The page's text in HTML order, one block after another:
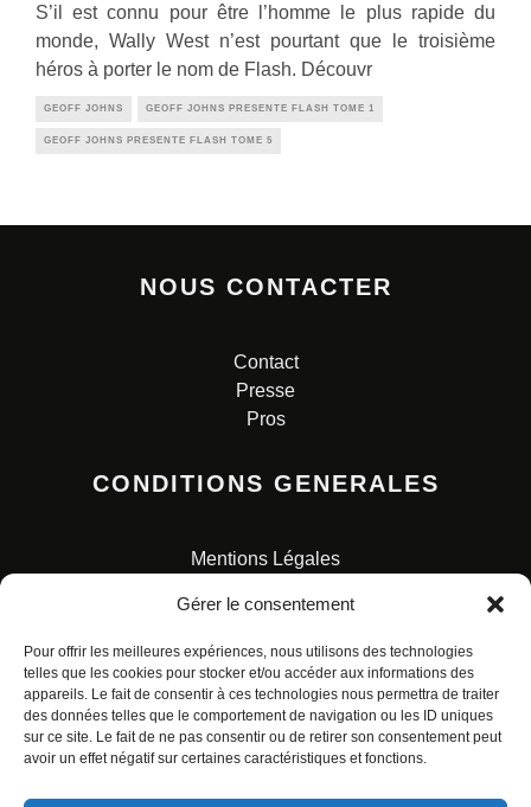
Gérer le consentement
Pour offrir les meilleures expériences, nous utilisons des technologies
telles que les cookies pour stocker et/ou accéder aux informations des
appareils. Le fait de consentir à ces technologies nous permettra de traiter
des données telles que le comportement de navigation ou les ID uniques
sur ce site. Le fait de ne pas consentir ou de retirer son consentement peut
avoir un effet négatif sur certaines caractéristiques et fonctions.
S’il est connu pour être l’homme le plus rapide du
monde, Wally West n’est pourtant que le troisième
héros à porter le nom de Flash. Découvr
GEOFF JOHNS GEOFF JOHNS PRESENTE FLASH TOME 1
GEOFF JOHNS PRESENTE FLASH TOME 5
NOUS CONTACTER
Contact
Presse
Pros
CONDITIONS GENERALES
Mentions Légales
Charte pour la protection des données personnelles
© ALL RIGHTS RESERVED. URBAN COMICS POUR LES